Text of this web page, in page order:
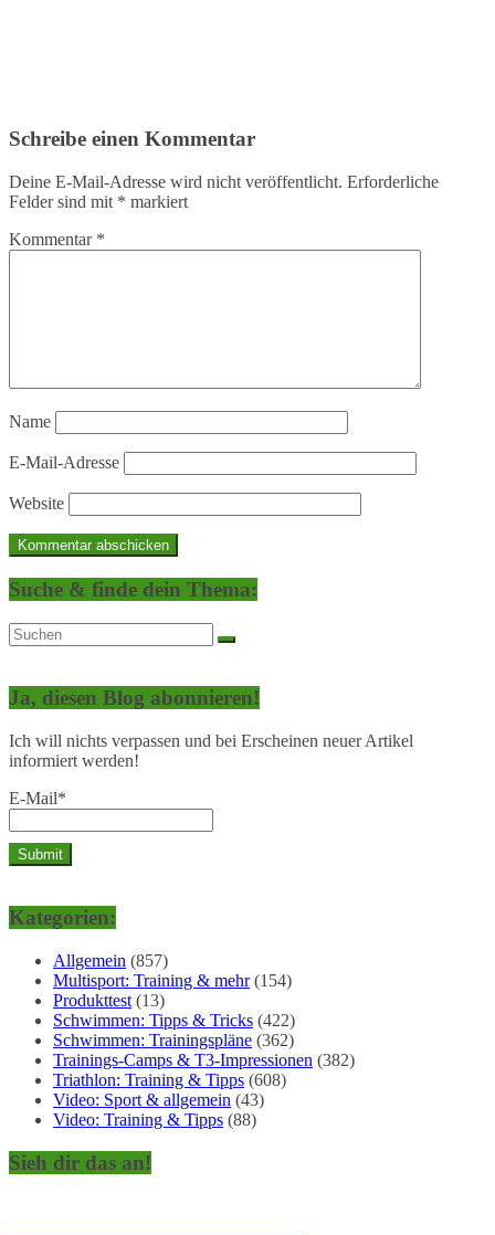
Schreibe einen Kommentar
Deine E-Mail-Adresse wird nicht veröffentlicht. Erforderliche
Felder sind mit * markiert
Kommentar *
Name
E-Mail-Adresse
Website
Suche & finde dein Thema:
Ja, diesen Blog abonnieren!
Ich will nichts verpassen und bei Erscheinen neuer Artikel
informiert werden!
E-Mail*
Kategorien:
Allgemein (857)
Multisport: Training & mehr(154)
Produkttest (13)
Schwimmen: Tipps & Tricks (422)
Schwimmen: Trainingspläne (362)
Trainings-Camps & T3-Impressionen (382)
Triathlon: Training & Tipps (608)
Video: Sport & allgemein (43)
Video: Training & Tipps (88)
Sieh dir das an!